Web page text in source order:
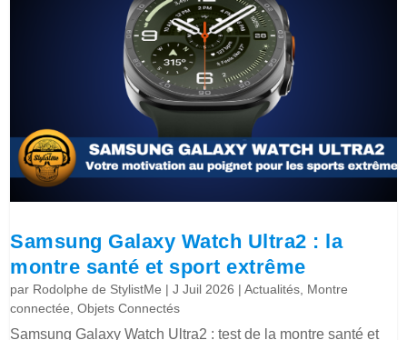
Samsung Galaxy Watch Ultra2 : la
montre santé et sport extrême
par Rodolphe de StylistMe |J Juil 2026 |Actualités Montre
connectée ,Objets Connectés
Samsung Galaxy Watch Ultra2 : test de la montre santé et